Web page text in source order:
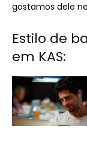
gostamos dele
Estilo de
em KAS: